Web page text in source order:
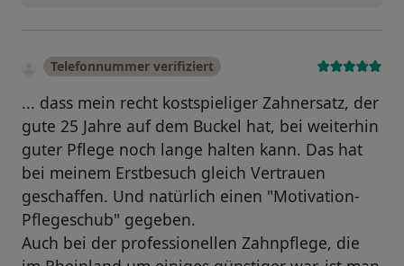
Telefonnummer verifiziert
... dass mein recht kostspieliger Zahnersatz, der
gute 25 Jahre auf dem Buckel hat, bei weiterhin
guter Pflege noch lange halten kann. Das hat
bei meinem Erstbesuch gleich Vertrauen
geschaffen. Und natürlich einen "Motivation-
Pflegeschub" gegeben.
Auch bei der professionellen Zahnpflege, die